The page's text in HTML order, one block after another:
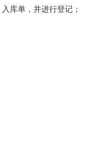
库单，并进行登记；